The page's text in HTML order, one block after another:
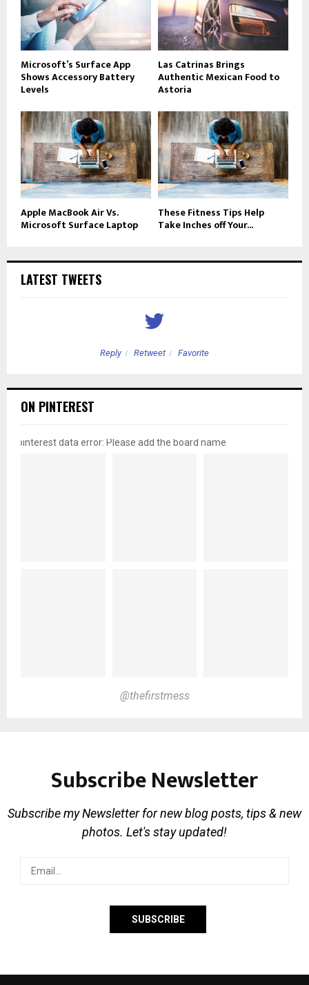
Microsoft’s Surface App
Shows Accessory Battery
Levels
Las Catrinas Brings
Authentic Mexican Food to
Astoria
Apple MacBook Air Vs.
Microsoft Surface Laptop
These Fitness Tips Help
Take Inches off Your...
LATEST TWEETS
Reply Retweet Favorite
ON PINTEREST
pinterest data error: Please add the board name
@thefirstmess
Subscribe Newsletter
Subscribe my Newsletter for new blog posts, tips & new
photos. Let's stay updated!